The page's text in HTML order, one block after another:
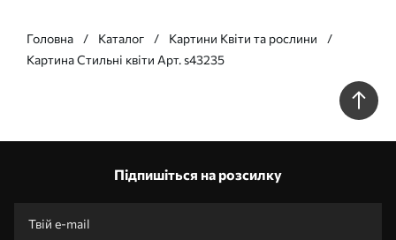
Головна Каталог
Картини Квіти та рослини
Картина Стильні квіти Арт. s43235
Підпишіться на розсилку